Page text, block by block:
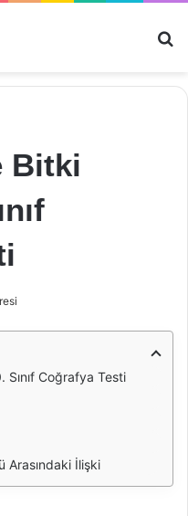
Bitki
Coğrafya Testi
Arasındaki İlişki